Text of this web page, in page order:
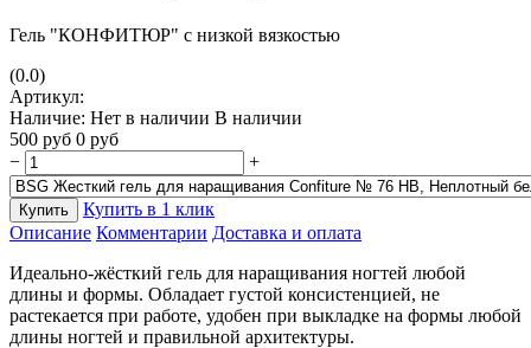
Гель "КОНФИТЮР" с низкой вязкостью
(0.0)
Артикул:
Наличие: Нет в наличии В наличии
500 руб 0 руб
−
+
Купить
Купить в 1 клик
Описание Комментарии Доставка и оплата
Идеально-жёсткий гель для наращивания ногтей любой
длины и формы. Обладает густой консистенцией, не
растекается при работе, удобен при выкладке на формы любой
длины ногтей и правильной архитектуры.